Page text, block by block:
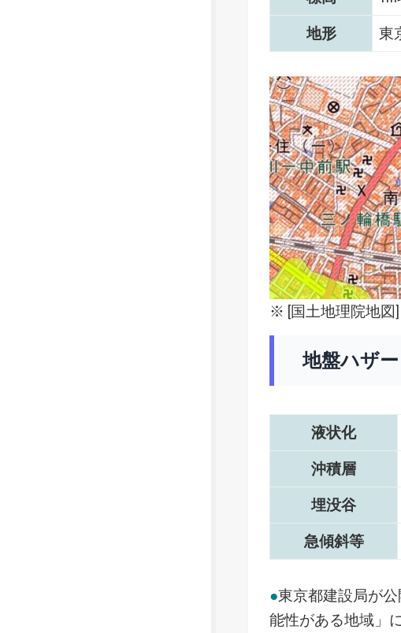
地形
東
※ [国土地理院地図
地盤ハザ
液状化
沖積層
埋没谷
急傾斜等
●東京都建設局が
能性がある地域」